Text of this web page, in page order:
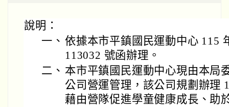
說明：
一、 依據本市平鎮國民運動中心 115
113032 號函辦理。
二、 本市平鎮國民運動中心現由本局
公司營運管理，該公司規劃辦理
藉由營隊促進學童健康成長、助